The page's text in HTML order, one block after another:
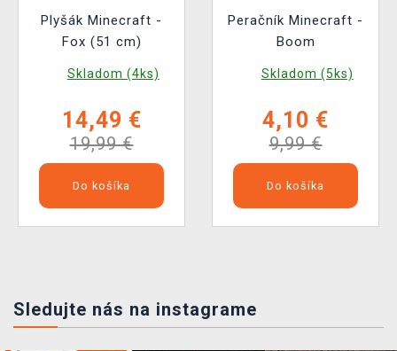
Plyšák Minecraft -
Fox (51 cm)
Skladom (4ks)
14,49 €
19,99 €
Do košíka
Peračník Minecraft -
Boom
Skladom (5ks)
4,10 €
9,99 €
Do košíka
Sledujte nás na instagrame